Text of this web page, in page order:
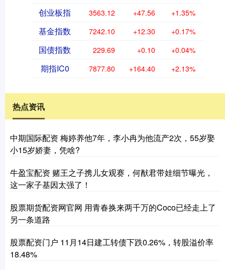
创业板指 3563.12 +47.56 +1.35%
基金指数 7242.10 +12.30 +0.17%
国债指数 229.69 +0.10 +0.04%
期指IC0 7877.80 +164.40 +2.13%
热点资讯
中期国际配资 梅婷养他7年，李小冉为他流产2次，55岁娶
小15岁娇妻，凭啥?
牛盈宝配资 赌王之子携儿女观赛，何猷君带娃细节曝光，
这一家子基因太强了！
股票期货配资网官网 用青春换来两千万的Coco已经走上了
另一条道路
股票配资门户 11月14日建工转债下跌0.26%，转股溢价率
18.48%